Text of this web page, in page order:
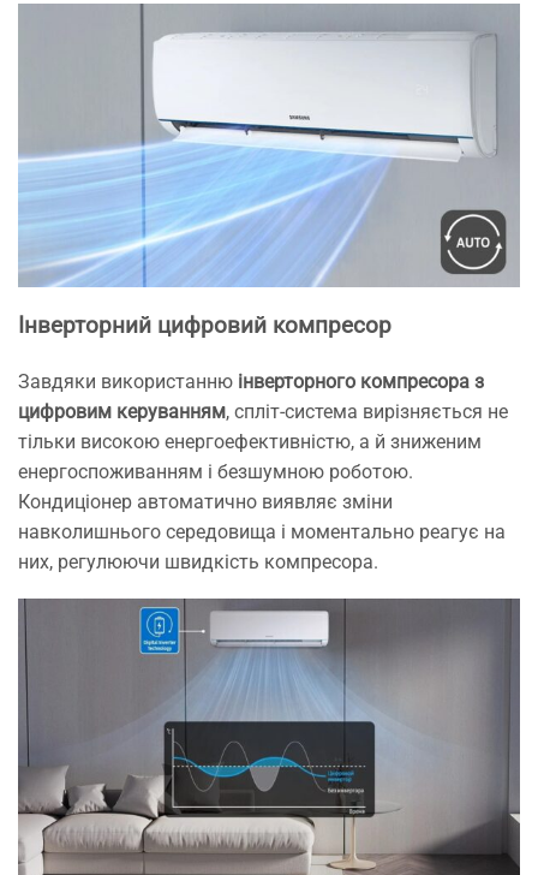
Інверторний цифровий компресор
Завдяки використанню інверторного компресора з
цифровим керуванням, спліт-система вирізняється не
тільки високою енергоефективністю, а й зниженим
енергоспоживанням і безшумною роботою.
Кондиціонер автоматично виявляє зміни
навколишнього середовища і моментально реагує на
них, регулюючи швидкість компресора.